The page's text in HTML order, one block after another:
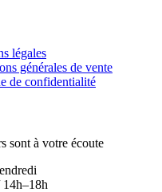
légales
générales de vente
de confidentialité
sont à votre écoute